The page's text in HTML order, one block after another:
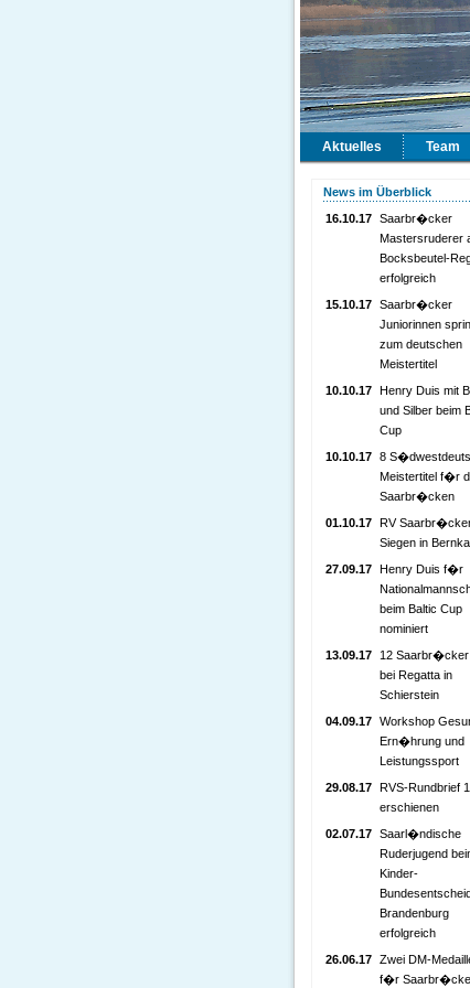
Aktuelles Team
News im Überblick
16.10.17 Saarbr�cker
Mastersruderer
Bocksbeutel-
erfolgreich
15.10.17 Saarbr�cker
Juniorinnen
zum deutschen
Meistertitel
10.10.17 Henry Duis mit
und Silber beim
Cup
10.10.17 8
Meistertitel f�r
Saarbr�cken
01.10.17 RV
Siegen in
27.09.17 Henry Duis f�r
beim Baltic Cup
nominiert
13.09.17
12 Saarbr�cker
bei Regatta in
Schierstein
04.09.17 Workshop
Ern�hrung und
Leistungssport
29.08.17 RVS-Rundbrief
erschienen
02.07.17 Saarl�ndische
Ruderjugend
Kinder-
Brandenburg
erfolgreich
26.06.17 Zwei DM-
f�r